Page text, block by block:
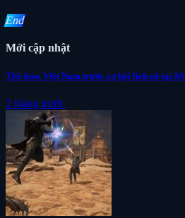
End
Mới cập nhật
Thể thao Việt Nam trước cơ hội lịch sử tại
2 tháng trước